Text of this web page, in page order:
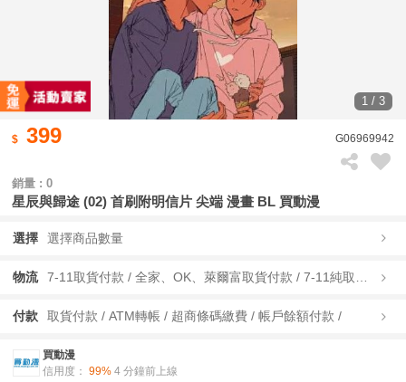
1 / 3
399 G06969942
銷量 : 0
星辰與歸途 (02) 首刷附明信片 尖端 漫畫 BL 買動漫
選擇 選擇商品數量
物流
付款 取貨付款 / ATM轉帳 / 超商條碼繳費 / 帳戶餘額付款 /
買動漫
信用度： 99% 4 分鐘前上線